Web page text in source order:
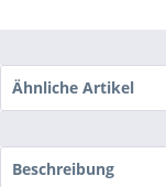
Ähnliche Artikel
Beschreibung